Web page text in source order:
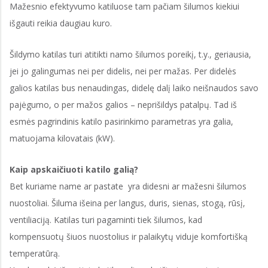
Mažesnio efektyvumo katiluose tam pačiam šilumos kiekiui
išgauti reikia daugiau kuro.
Šildymo katilas turi atitikti namo šilumos poreikį, t.y., geriausia,
jei jo galingumas nei per didelis, nei per mažas. Per didelės
galios katilas bus nenaudingas, didelę dalį laiko neišnaudos savo
pajėgumo, o per mažos galios – neprišildys patalpų. Tad iš
esmės pagrindinis katilo pasirinkimo parametras yra galia,
matuojama kilovatais (kW).
Kaip apskaičiuoti katilo galią?
Bet kuriame name ar pastate yra didesni ar mažesni šilumos
nuostoliai. Šiluma išeina per langus, duris, sienas, stogą, rūsį,
ventiliaciją. Katilas turi pagaminti tiek šilumos, kad
kompensuotų šiuos nuostolius ir palaikytų viduje komfortišką
temperatūrą.